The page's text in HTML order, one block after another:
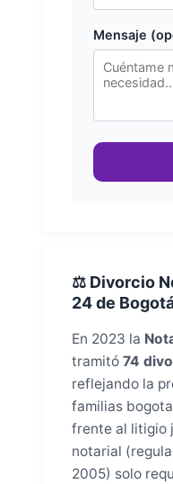
Mensaje
⚖️ Divorcio
24 de
En 2023 la
tramitó 74
reflejando la
familias
frente al litigio
notarial
2005) solo